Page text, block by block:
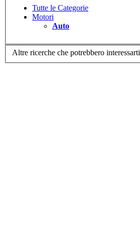
Tutte le Categorie
Motori
Auto
Altre ricerche che potrebbero interessarti